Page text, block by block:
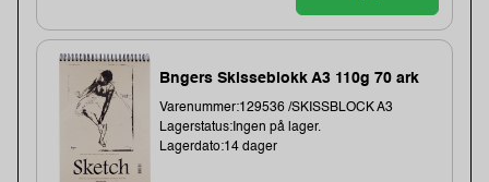
Bngers Skisseblokk A3 110g 70 ark
Varenummer:129536 /SKISSBLOCK A3
Lagerstatus:Ingen på lager.
Lagerdato:14 dager